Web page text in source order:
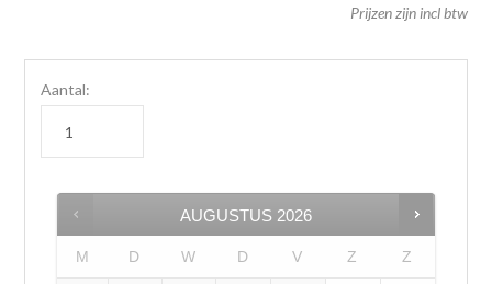
Prijzen zijn incl btw
Aantal:
AUGUSTUS 2026
M D W D V Z Z